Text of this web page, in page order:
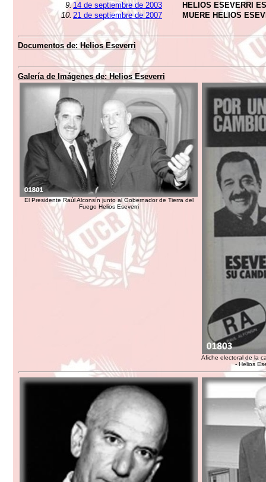
9. 14 de septiembre de 2003
HELIOS ESEVERRI
10. 21 de septiembre de 2007 MUERE HELIOS
Documentos de:Helios Eseverri
Galería de Imágenes de:Helios Eseverri
El Presidente Raúl Alconsín junto al Gobernador de Tierra del
Fuego Helios Eseverri
Afiche electoral de la
- Helios